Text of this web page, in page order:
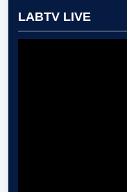
LABTV LIVE